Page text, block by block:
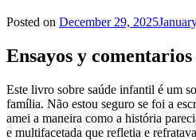
Posted on December 29, 2025
Ensayos y
Este livro sobre saúde infantil é um
família. Não estou seguro se foi a
amei a maneira como a história
e multifacetada que refletia e